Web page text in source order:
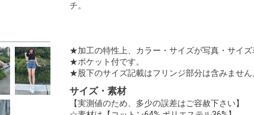
チ。
★加工の特性上、カラー・サイズが写真・サイズ
★ポケット付です。
★股下のサイズ記載はフリンジ部分は含みません
サイズ・素材
【実測値のため、多少の誤差はご容赦下さい】